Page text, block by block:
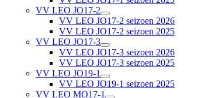
VV LEO JO17-2
VV LEO JO17-2 seizoen 2026
VV LEO JO17-2 seizoen 2025
VV LEO JO17-3
VV LEO JO17-3 seizoen 2026
VV LEO JO17-3 seizoen 2025
VV LEO JO19-1
VV LEO JO19-1 seizoen 2025
VV LEO MO17-1